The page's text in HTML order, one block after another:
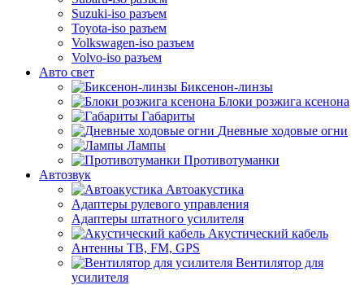
Suzuki-iso разъем
Toyota-iso разъем
Volkswagen-iso разъем
Volvo-iso разъем
Авто свет
Биксенон-линзы
Блоки розжига ксенона
Габариты
Дневные ходовые огни
Лампы
Противотуманки
Автозвук
Автоакустика
Адаптеры рулевого управления
Адаптеры штатного усилителя
Акустический кабель
Антенны ТВ, FM, GPS
Вентилятор для
усилителя